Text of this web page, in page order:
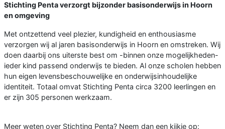
Stichting Penta verzorgt bijzonder basisonderwijs in Hoorn
en omgeving
Met ontzettend veel plezier, kundigheid en enthousiasme
verzorgen wij al jaren basisonderwijs in Hoorn en omstreken. Wij
doen daarbij ons uiterste best om -binnen onze mogelijkheden-
ieder kind passend onderwijs te bieden. Al onze scholen hebben
hun eigen levensbeschouwelijke en onderwijsinhoudelijke
identiteit. Totaal omvat Stichting Penta circa 3200 leerlingen en
er zijn 305 personen werkzaam.
Meer weten over Stichting Penta? Neem dan een kijkje op: